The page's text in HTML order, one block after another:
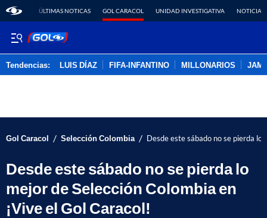
ÚLTIMAS NOTICAS GOL CARACOL UNIDAD INVESTIGATIVA NOTICIAS
Tendencias: LUIS DÍAZ FIFA-INFANTINO MILLONARIOS
Gol Caracol / Selección Colombia / Desde este sábado no se pierda lo
Desde este sábado no se pierda lo
mejor de Selección Colombia en
¡Vive el Gol Caracol!